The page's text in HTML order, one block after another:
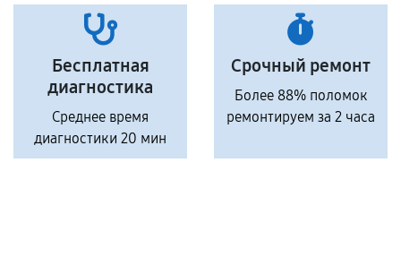
Бесплатная
диагностика
Среднее время
диагностики 20 мин
Срочный ремонт
Более 88% поломок
ремонтируем за 2 часа